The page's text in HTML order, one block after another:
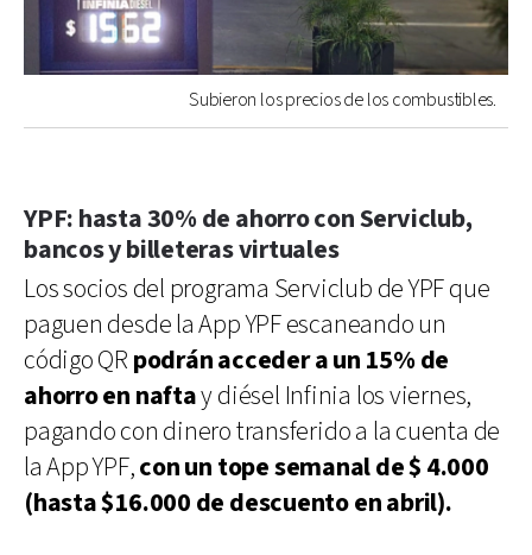
Subieron los precios de los combustibles.
YPF: hasta 30% de ahorro con Serviclub,
bancos y billeteras virtuales
Los socios del programa Serviclub de YPF que
paguen desde la App YPF escaneando un
código QR podrán acceder a un 15% de
ahorro en naftay diésel Infinia los viernes,
pagando con dinero transferido a la cuenta de
la App YPF,con un tope semanal de $ 4.000
(hasta $16.000 de descuento en abril).